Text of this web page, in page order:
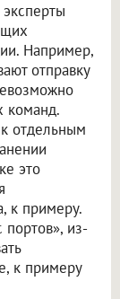
Например,
отправку
команд.
отдельным
это
к примеру.
из-
к примеру